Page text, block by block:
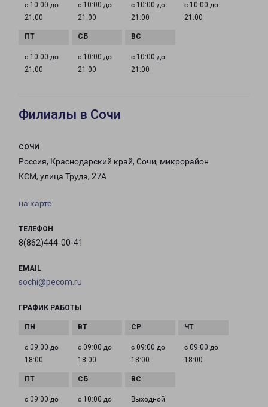
с 10:00 до
21:00
с 10:00 до
21:00
с 10:00 до
21:00
с 10:00 до
21:00
с 10:00 до
21:00
с 10:00 до
21:00
с 10:00 до
21:00
Филиалы в Сочи
СОЧИ
Россия, Краснодарский край, Сочи, микрорайон
КСМ, улица Труда, 27А
на карте
ТЕЛЕФОН
8(862)444-00-41
EMAIL
sochi@pecom.ru
ГРАФИК РАБОТЫ
с 09:00 до
18:00
с 09:00 до
18:00
с 09:00 до
18:00
с 09:00 до
18:00
с 09:00 до
с 10:00 до
Выходной